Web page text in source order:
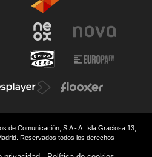
de Comunicación, S.A - A. Isla Graciosa 13,
Reservados todos los derechos